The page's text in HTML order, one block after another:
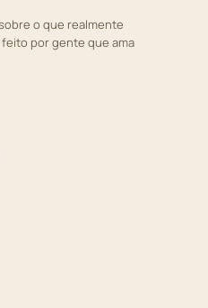
o que realmente
feito por gente que ama